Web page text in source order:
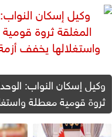
وكيل إسكان النواب:
ثروة قومية معطلة
أزمة الإسكان